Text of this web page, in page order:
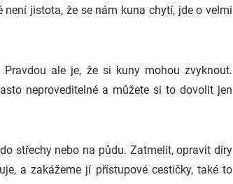
jistota, že se nám kuna chytí, jde o velmi
ale je, že si kuny mohou zvyknout.
neproveditelné a můžete si to dovolit jen
střechy nebo na půdu. Zatmelit, opravit díry
a zakážeme jí přístupové cestičky, také to